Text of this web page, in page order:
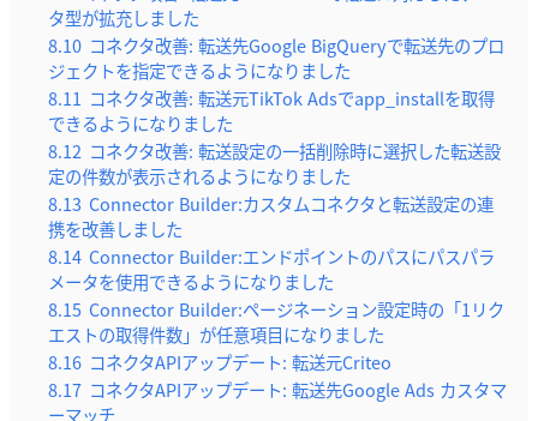
タ型が拡充しました
8.10 コネクタ改善: 転送先Google BigQueryで転送先のプロ
ジェクトを指定できるようになりました
8.11 コネクタ改善: 転送元TikTok Adsでapp_installを取得
できるようになりました
8.12 コネクタ改善: 転送設定の一括削除時に選択した転送設
定の件数が表示されるようになりました
8.13 Connector Builder:カスタムコネクタと転送設定の連
携を改善しました
8.14 Connector Builder:エンドポイントのパスにパスパラ
メータを使用できるようになりました
8.15 Connector Builder:ページネーション設定時の「1リク
エストの取得件数」が任意項目になりました
8.16 コネクタAPIアップデート: 転送元Criteo
8.17 コネクタAPIアップデート: 転送先Google Ads カスタマ
ーマッチ